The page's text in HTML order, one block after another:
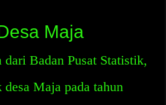
Maja
dari Badan Pusat Statistik,
Maja pada tahun